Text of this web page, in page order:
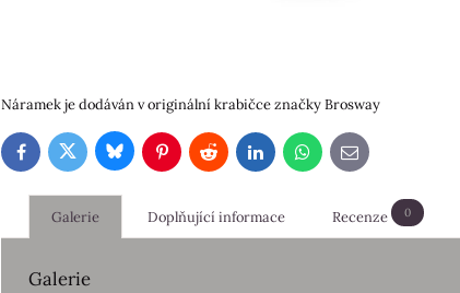
Náramek je dodáván v originální krabičce značky Brosway
FacebookTwitterBlueskyPinterestRedditLinkedInWhatsApp
E-
mail
Galerie Doplňující informace Recenze 0
Galerie